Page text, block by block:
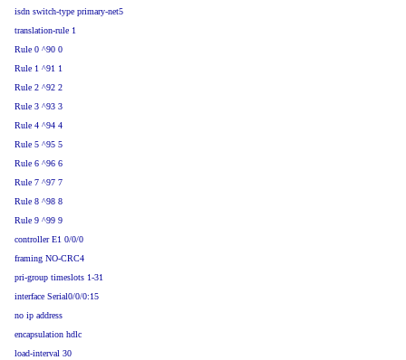
isdn switch-type primary-net5
translation-rule 1
Rule 0 ^90 0
Rule 1 ^91 1
Rule 2 ^92 2
Rule 3 ^93 3
Rule 4 ^94 4
Rule 5 ^95 5
Rule 6 ^96 6
Rule 7 ^97 7
Rule 8 ^98 8
Rule 9 ^99 9
controller E1 0/0/0
framing NO-CRC4
pri-group timeslots 1-31
interface Serial0/0/0:15
no ip address
encapsulation hdlc
load-interval 30